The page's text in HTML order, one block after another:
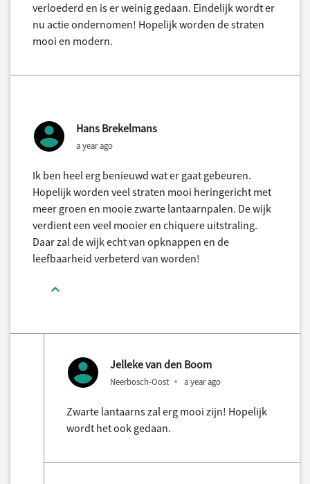
verloederd en is er weinig gedaan. Eindelijk wordt er
nu actie ondernomen! Hopelijk worden de straten
mooi en modern.
Hans Brekelmans
a year ago
Ik ben heel erg benieuwd wat er gaat gebeuren.
Hopelijk worden veel straten mooi heringericht met
meer groen en mooie zwarte lantaarnpalen. De wijk
verdient een veel mooier en chiquere uitstraling.
Daar zal de wijk echt van opknappen en de
leefbaarheid verbeterd van worden!
Jelleke van den Boom
Neerbosch-Oost a year ago
Zwarte lantaarns zal erg mooi zijn! Hopelijk
wordt het ook gedaan.